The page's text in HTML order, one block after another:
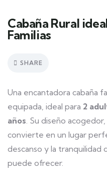
Cabaña Rural
Familias
SHARE
Una encantadora cabaña
equipada, ideal para 2
años. Su diseño
convierte en un lugar
descanso y la tranquilidad
puede ofrecer.